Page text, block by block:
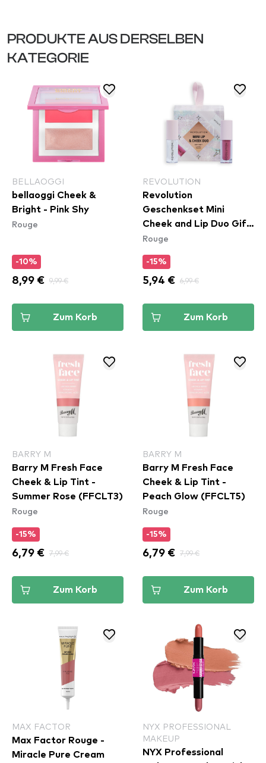
PRODUKTE AUS DERSELBEN
KATEGORIE
BELLAOGGI
bellaoggi Cheek &
Bright - Pink Shy
Rouge
-10%
8,99 € 9,99 €
Zum Korb
REVOLUTION
Revolution
Geschenkset Mini
Cheek and Lip Duo Gift
Set
Rouge
-15%
5,94 € 6,99 €
Zum Korb
BARRY M
Barry M Fresh Face
Cheek & Lip Tint -
Summer Rose (FFCLT3)
Rouge
-15%
6,79 € 7,99 €
Zum Korb
BARRY M
Barry M Fresh Face
Cheek & Lip Tint -
Peach Glow (FFCLT5)
Rouge
-15%
6,79 € 7,99 €
Zum Korb
MAX FACTOR
Max Factor Rouge -
Miracle Pure Cream
NYX PROFESSIONAL
MAKEUP
NYX Professional